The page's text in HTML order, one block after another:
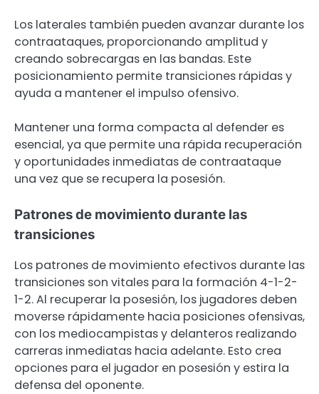
Los laterales también pueden avanzar durante los
contraataques, proporcionando amplitud y
creando sobrecargas en las bandas. Este
posicionamiento permite transiciones rápidas y
ayuda a mantener el impulso ofensivo.
Mantener una forma compacta al defender es
esencial, ya que permite una rápida recuperación
y oportunidades inmediatas de contraataque
una vez que se recupera la posesión.
Patrones de movimiento durante las
transiciones
Los patrones de movimiento efectivos durante las
transiciones son vitales para la formación 4-1-2-
1-2. Al recuperar la posesión, los jugadores deben
moverse rápidamente hacia posiciones ofensivas,
con los mediocampistas y delanteros realizando
carreras inmediatas hacia adelante. Esto crea
opciones para el jugador en posesión y estira la
defensa del oponente.